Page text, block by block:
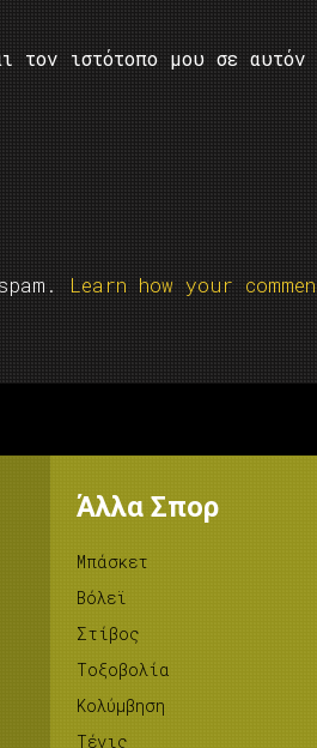
ιστότοπο μου σε αυτόν
Learn how your
Άλλα Σπορ
Μπάσκετ
Βόλεϊ
Στίβος
Tοξοβολία
Κολύμβηση
Τένις